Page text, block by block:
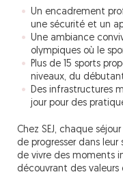
Un encadrement
une sécurité et un
Une ambiance
olympiques où le
Plus de 15 sports
niveaux, du
Des infrastructures
jour pour des
Chez SEJ, chaque
de progresser dans
de vivre des moments
découvrant des valeurs